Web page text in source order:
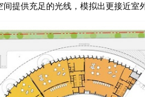
提供充足的光线，模拟出更接近室